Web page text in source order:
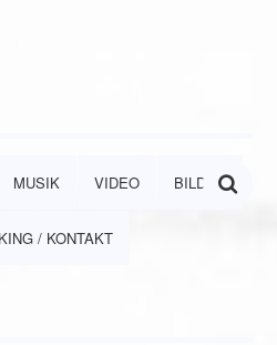
MUSIK VIDEO BILDER
/ KONTAKT